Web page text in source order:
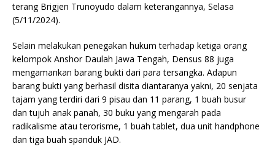
terang Brigjen Trunoyudo dalam keterangannya, Selasa
(5/11/2024).
Selain melakukan penegakan hukum terhadap ketiga orang
kelompok Anshor Daulah Jawa Tengah, Densus 88 juga
mengamankan barang bukti dari para tersangka. Adapun
barang bukti yang berhasil disita diantaranya yakni, 20 senjata
tajam yang terdiri dari 9 pisau dan 11 parang, 1 buah busur
dan tujuh anak panah, 30 buku yang mengarah pada
radikalisme atau terorisme, 1 buah tablet, dua unit handphone
dan tiga buah spanduk JAD.